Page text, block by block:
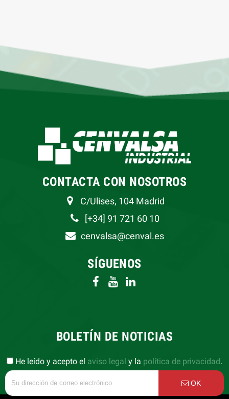
CONTACTA CON NOSOTROS
C/Ulises, 104 Madrid
[+34] 91 721 60 10
cenvalsa@cenval.es
SÍGUENOS
BOLETÍN DE NOTICIAS
He leído y acepto el aviso legal y la política de privacidad.
OK